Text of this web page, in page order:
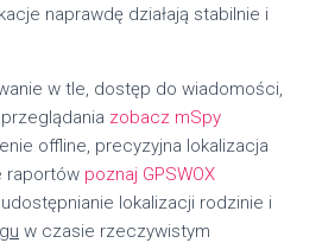
naprawdę działają stabilnie i
w tle, dostęp do wiadomości,
zobacz mSpy
offline, precyzyjna lokalizacja
raportów poznaj GPSWOX
lokalizacji rodzinie i
w czasie rzeczywistym